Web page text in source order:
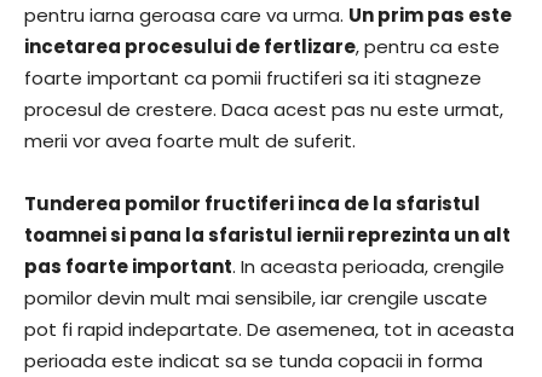
pentru iarna geroasa care va urma. Un prim pas este
incetarea procesului de fertlizare, pentru ca este
foarte important ca pomii fructiferi sa iti stagneze
procesul de crestere. Daca acest pas nu este urmat,
merii vor avea foarte mult de suferit.
Tunderea pomilor fructiferi inca de la sfaristul
toamnei si pana la sfaristul iernii reprezinta un alt
pas foarte important. In aceasta perioada, crengile
pomilor devin mult mai sensibile, iar crengile uscate
pot fi rapid indepartate. De asemenea, tot in aceasta
perioada este indicat sa se tunda copacii in forma